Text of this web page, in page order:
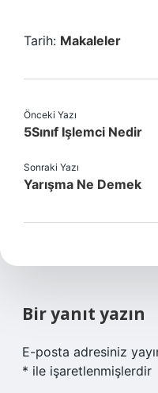
Tarih: Makaleler
Önceki Yazı
5Sınıf Işlemci Nedir
Sonraki Yazı
Yarışma Ne Demek
Bir yanıt yazın
E-posta adresiniz
* ile işaretlenmişlerdir